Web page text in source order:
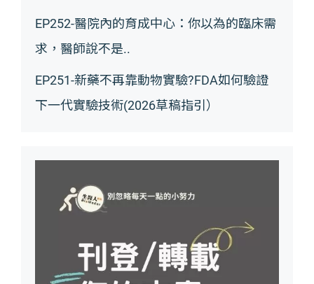
EP252-醫院內的育成中心：你以為的臨床需
求，醫師說不是..
EP251-新藥不再靠動物實驗?FDA如何驗證
下一代實驗技術(2026草稿指引）